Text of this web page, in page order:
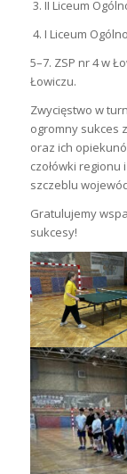
3. II Liceum
4. I Liceum
5–7. ZSP nr 4 w
Łowiczu.
Zwycięstwo w
ogromny sukces
oraz ich
czołówki
szczeblu
Gratulujemy
sukcesy!